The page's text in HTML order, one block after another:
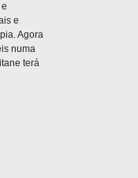
e
Agora
numa
terá